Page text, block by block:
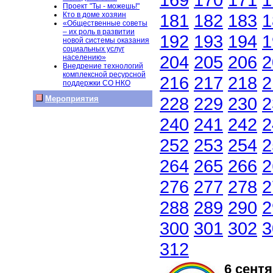
Проект "Ты - можешь!"
Кто в доме хозяин
«Общественные советы
– их роль в развитии
новой системы оказания
социальных услуг
населению»
Внедрение технологий
комплексной ресурсной
поддержки СО НКО
Мероприятия
181 182 183
192 193 194
204 205 206
216 217 218
228 229 230
240 241 242
252 253 254
264 265 266
276 277 278
288 289 290
300 301 302
312
6